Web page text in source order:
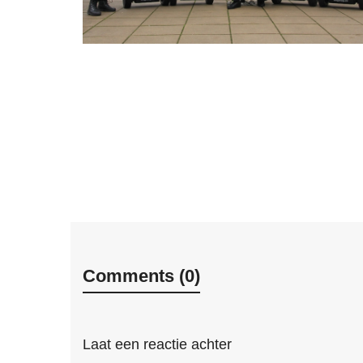
Comments (0)
Laat een reactie achter